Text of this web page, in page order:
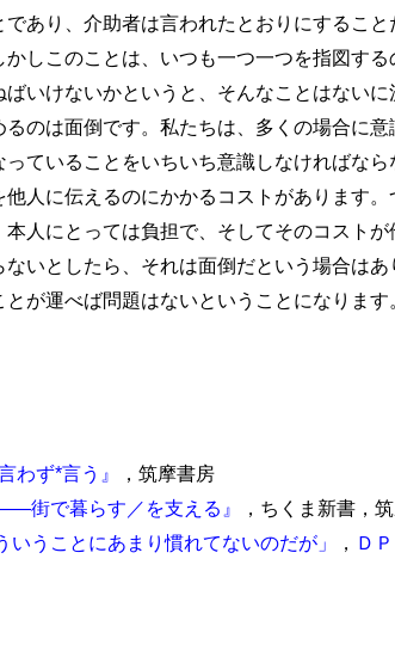
あり、介助者は言われたとおりにすること
しこのことは、いつも一つ一つを指図す
いけないかというと、そんなことはない
のは面倒です。私たちは、多くの場合に
ていることをいちいち意識しなければな
人に伝えるのにかかるコストがあります
人にとっては負担で、そしてそのコスト
いとしたら、それは面倒だという場合は
が運べば問題はないということになります
わず*言う』
，筑摩書房
街で暮らす／を支える』
，ちくま新書，
いうことにあまり慣れてないのだが」 ， Ｄ